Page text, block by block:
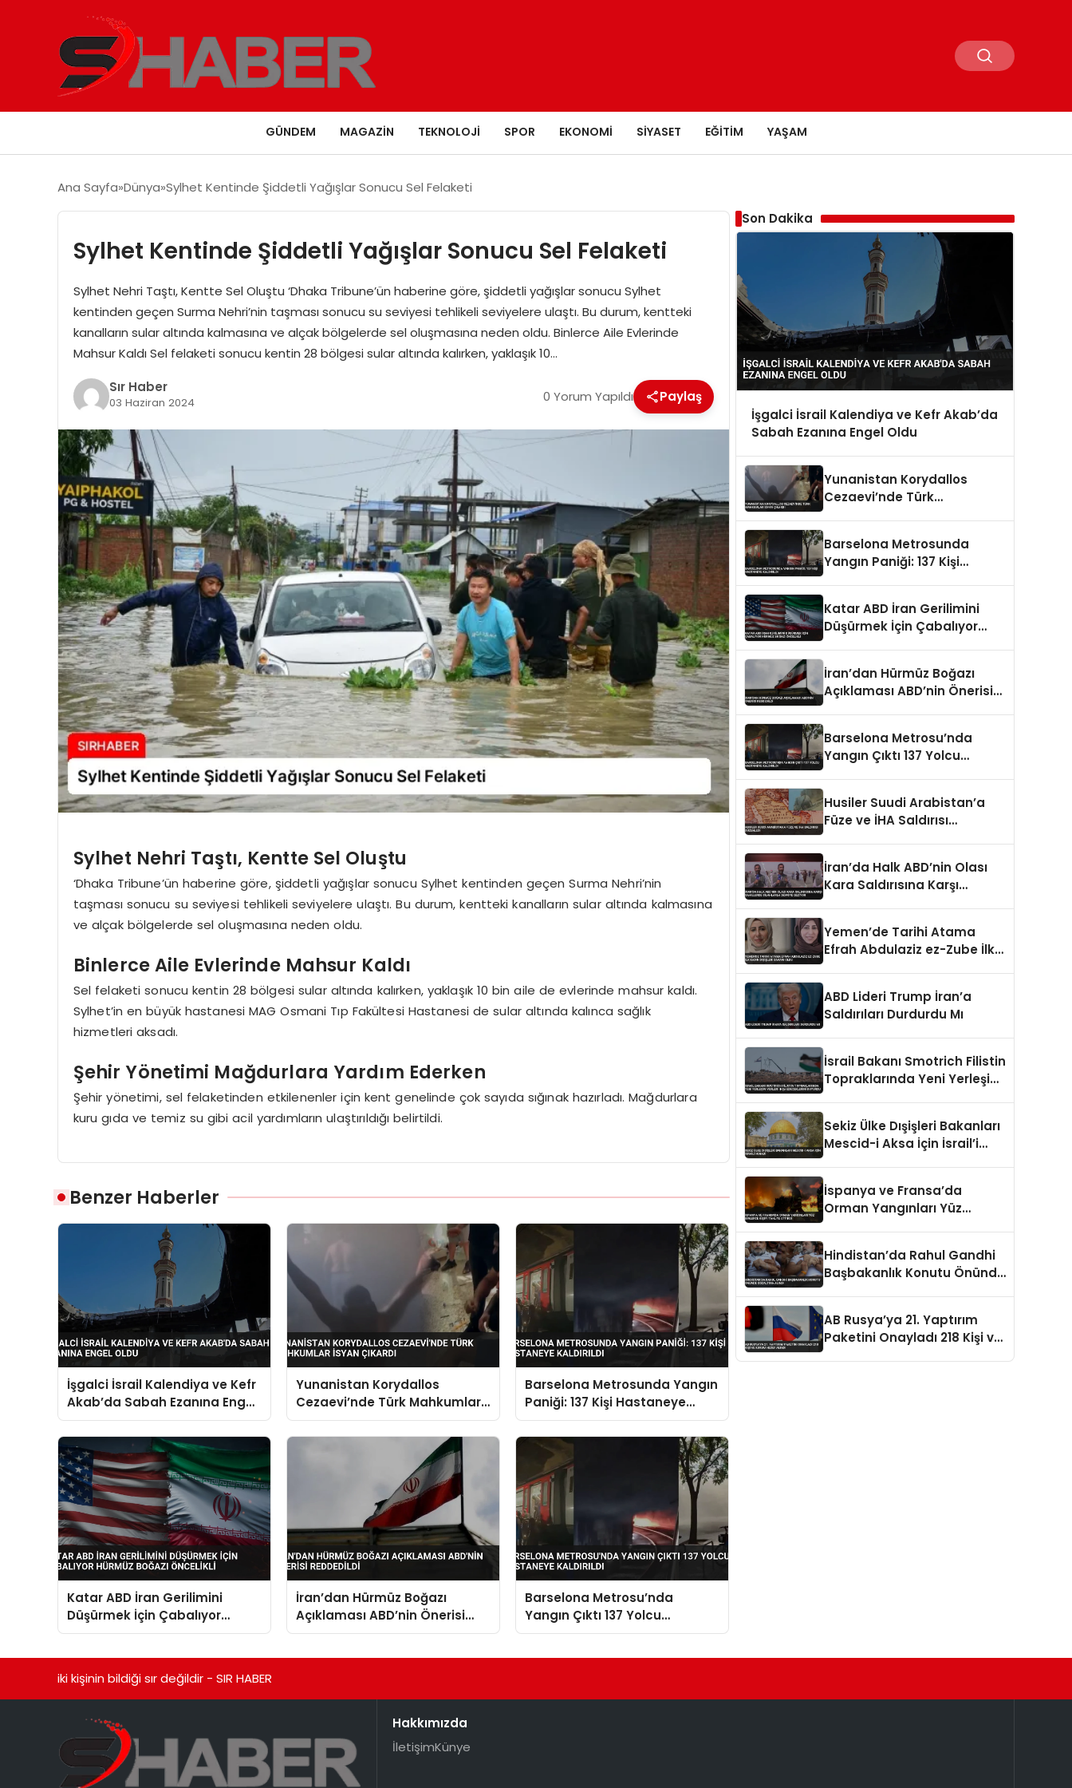
GÜNDEM MAGAZIN TEKNOLOJI SPOR EKONOMI SIYASET EĞITIM YAŞAM
Ana Sayfa Dünya Sylhet Kentinde Şiddetli Yağışlar Sonucu Sel Felaketi
Sylhet Kentinde Şiddetli Yağışlar Sonucu Sel Felaketi
Sylhet Nehri Taştı, Kentte Sel Oluştu ‘Dhaka Tribune’ün haberine göre, şiddetli yağışlar sonucu Sylhet
kentinden geçen Surma Nehri’nin taşması sonucu su seviyesi tehlikeli seviyelere ulaştı. Bu durum, kentteki
kanalların sular altında kalmasına ve alçak bölgelerde sel oluşmasına neden oldu. Binlerce Aile Evlerinde
Mahsur Kaldı Sel felaketi sonucu kentin 28 bölgesi sular altında kalırken, yaklaşık 10…
Sır Haber
03 Haziran 2024 0 Yorum Yapıldı Paylaş
Sylhet Nehri Taştı, Kentte Sel Oluştu
‘Dhaka Tribune’ün haberine göre, şiddetli yağışlar sonucu Sylhet kentinden geçen Surma Nehri’nin
taşması sonucu su seviyesi tehlikeli seviyelere ulaştı. Bu durum, kentteki kanalların sular altında kalmasına
ve alçak bölgelerde sel oluşmasına neden oldu.
Binlerce Aile Evlerinde Mahsur Kaldı
Sel felaketi sonucu kentin 28 bölgesi sular altında kalırken, yaklaşık 10 bin aile de evlerinde mahsur kaldı.
Sylhet’in en büyük hastanesi MAG Osmani Tıp Fakültesi Hastanesi de sular altında kalınca sağlık
hizmetleri aksadı.
Şehir Yönetimi Mağdurlara Yardım Ederken
Şehir yönetimi, sel felaketinden etkilenenler için kent genelinde çok sayıda sığınak hazırladı. Mağdurlara
kuru gıda ve temiz su gibi acil yardımların ulaştırıldığı belirtildi.
Benzer Haberler
İşgalci İsrail Kalendiya ve Kefr
Akab’da Sabah Ezanına Engel
Oldu
Yunanistan Korydallos
Cezaevi’nde Türk Mahkumlar
İsyan Çıkardı
Barselona Metrosunda Yangın
Paniği: 137 Kişi Hastaneye
Kaldırıldı
Katar ABD İran Gerilimini
Düşürmek İçin Çabalıyor
Hürmüz Boğazı Öncelikli
İran’dan Hürmüz Boğazı
Açıklaması ABD’nin Önerisi
Reddedildi
Barselona Metrosu’nda
Yangın Çıktı 137 Yolcu
Hastaneye Kaldırıldı
Son Dakika
İşgalci İsrail Kalendiya ve Kefr Akab’da
Sabah Ezanına Engel Oldu
Yunanistan Korydallos
Cezaevi’nde Türk
Barselona Metrosunda
Yangın Paniği: 137 Kişi
Katar ABD İran Gerilimini
Düşürmek İçin Çabalıyor
İran’dan Hürmüz Boğazı
Açıklaması ABD’nin Önerisi
Barselona Metrosu’nda
Yangın Çıktı 137 Yolcu
Husiler Suudi Arabistan’a
Füze ve İHA Saldırısı
İran’da Halk ABD’nin Olası
Kara Saldırısına Karşı
Yemen’de Tarihi Atama
Efrah Abdulaziz ez-Zube İlk
ABD Lideri Trump İran’a
Saldırıları Durdurdu Mı
İsrail Bakanı Smotrich Filistin
Topraklarında Yeni Yerleşim
Sekiz Ülke Dışişleri Bakanları
Mescid-i Aksa İçin İsrail’i
İspanya ve Fransa’da
Orman Yangınları Yüz
Hindistan’da Rahul Gandhi
Başbakanlık Konutu Önünde
AB Rusya’ya 21. Yaptırım
Paketini Onayladı 218 Kişi ve
iki kişinin bildiği sır değildir - SIR HABER
Hakkımızda
İletişimKünye